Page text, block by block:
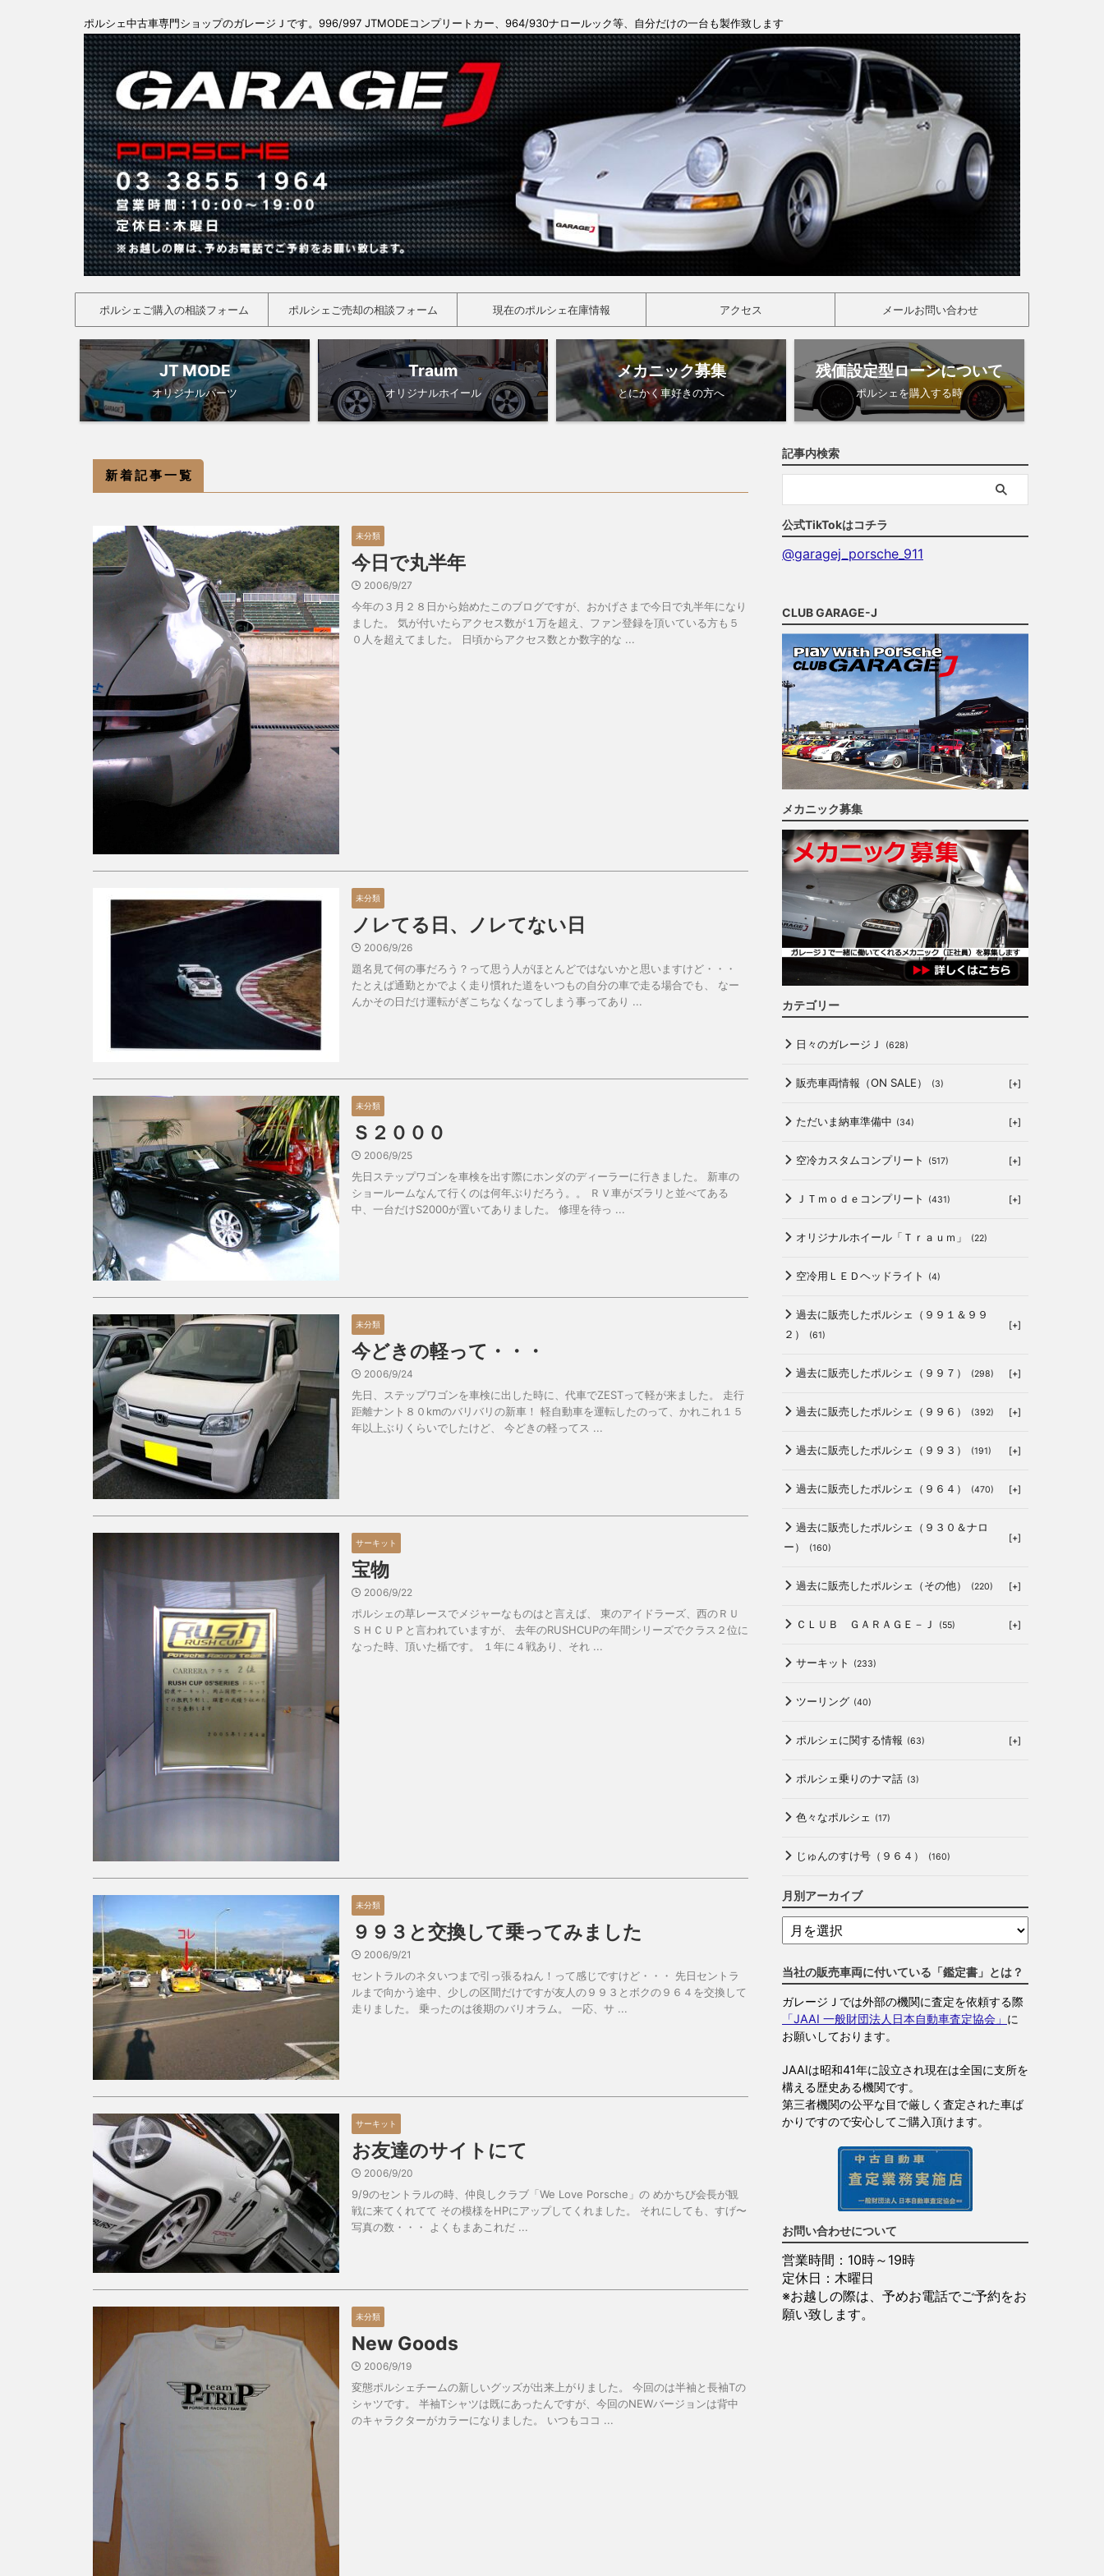
ポルシェ中古車専門ショップのガレージＪです。996/997 JTMODEコンプリートカー、964/930ナロールック等、自分だけの一台も製作致します
ポルシェご購入の相談フォーム ポルシェご売却の相談フォーム 現在のポルシェ在庫情報 アクセス メールお問い合わせ
JT MODE
オリジナルパーツ
Traum
オリジナルホイール
メカニック募集
とにかく車好きの方へ
残価設定型ローンについて
ポルシェを購入する時
新 着 記 事 一 覧
未分類
今日で丸半年
2006/9/27
今年の３月２８日から始めたこのブログですが、おかげさまで今日で丸半年になり
ました。 気が付いたらアクセス数が１万を超え、ファン登録を頂いている方も５
０人を超えてました。 日頃からアクセス数とか数字的な ...
未分類
ノレてる日、ノレてない日
2006/9/26
題名見て何の事だろう？って思う人がほとんどではないかと思いますけど・・・
たとえば通勤とかでよく走り慣れた道をいつもの自分の車で走る場合でも、 なー
んかその日だけ運転がぎこちなくなってしまう事ってあり ...
未分類
Ｓ２０００
2006/9/25
先日ステップワゴンを車検を出す際にホンダのディーラーに行きました。 新車の
ショールームなんて行くのは何年ぶりだろう。。 ＲＶ車がズラリと並べてある
中、一台だけS2000が置いてありました。 修理を待っ ...
未分類
今どきの軽って・・・
2006/9/24
先日、ステップワゴンを車検に出した時に、代車でZESTって軽が来ました。 走行
距離ナント８０kmのバリバリの新車！ 軽自動車を運転したのって、かれこれ１５
年以上ぶりくらいでしたけど、 今どきの軽ってス ...
サーキット
宝物
2006/9/22
ポルシェの草レースでメジャーなものはと言えば、 東のアイドラーズ、西のＲＵ
ＳＨＣＵＰと言われていますが、 去年のRUSHCUPの年間シリーズでクラス２位に
なった時、頂いた楯です。 １年に４戦あり、それ ...
未分類
９９３と交換して乗ってみました
2006/9/21
セントラルのネタいつまで引っ張るねん！って感じですけど・・・ 先日セントラ
ルまで向かう途中、少しの区間だけですが友人の９９３とボクの９６４を交換して
走りました。 乗ったのは後期のバリオラム。 一応、サ ...
サーキット
お友達のサイトにて
2006/9/20
9/9のセントラルの時、仲良しクラブ「We Love Porsche」の めかちび会長が観
戦に来てくれてて その模様をHPにアップしてくれました。 それにしても、すげ〜
写真の数・・・ よくもまあこれだ ...
未分類
New Goods
2006/9/19
変態ポルシェチームの新しいグッズが出来上がりました。 今回のは半袖と長袖Tの
シャツです。 半袖Tシャツは既にあったんですが、今回のNEWバージョンは背中
のキャラクターがカラーになりました。 いつもココ ...
記事内検索
公式TikTokはコチラ
@garagej_porsche_911
CLUB GARAGE-J
メカニック募集
カテゴリー
日々のガレージＪ (628)
販売車両情報（ON SALE） (3) [+]
ただいま納車準備中 (34) [+]
空冷カスタムコンプリート (517) [+]
ＪＴｍｏｄｅコンプリート (431) [+]
オリジナルホイール「Ｔｒａｕｍ」 (22)
空冷用ＬＥＤヘッドライト (4)
過去に販売したポルシェ（９９１＆９９
２）
(61)
[+]
過去に販売したポルシェ（９９７） (298) [+]
過去に販売したポルシェ（９９６） (392) [+]
過去に販売したポルシェ（９９３） (191) [+]
過去に販売したポルシェ（９６４） (470) [+]
過去に販売したポルシェ（９３０＆ナロ
ー）
(160)
[+]
過去に販売したポルシェ（その他） (220) [+]
ＣＬＵＢ ＧＡＲＡＧＥ－Ｊ (55) [+]
サーキット (233)
ツーリング (40)
ポルシェに関する情報 (63) [+]
ポルシェ乗りのナマ話 (3)
色々なポルシェ (17)
じゅんのすけ号（９６４） (160)
月別アーカイブ
当社の販売車両に付いている「鑑定書」とは？
ガレージＪでは外部の機関に査定を依頼する際
「JAAI 一般財団法人日本自動車査定協会」 に
お願いしております。
JAAIは昭和41年に設立され現在は全国に支所を
構える歴史ある機関です。
第三者機関の公平な目で厳しく査定された車ば
かりですので安心してご購入頂けます。
お問い合わせについて
営業時間：10時～19時
定休日：木曜日
※お越しの際は、予めお電話でご予約をお
願い致します。